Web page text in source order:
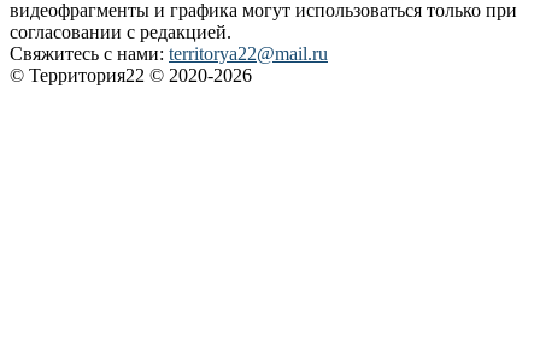
видеофрагменты и графика могут использоваться только при
согласовании с редакцией.
Свяжитесь с нами: territorya22@mail.ru
© Территория22 © 2020-2026